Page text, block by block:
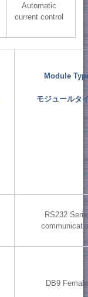
Automatic
current control
Module
モジュールタ
RS232
DB9 Female